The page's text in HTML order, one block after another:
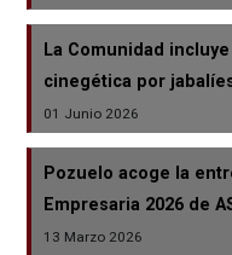
La Comunidad
cinegética por
01 Junio 2026
Pozuelo acoge la
Empresaria 2026 de
13 Marzo 2026